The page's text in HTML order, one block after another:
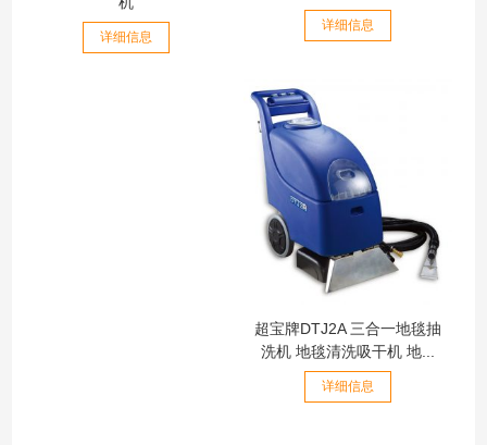
详细信息
详细信息
超宝牌DTJ2A 三合一地毯抽
洗机 地毯清洗吸干机 地...
详细信息